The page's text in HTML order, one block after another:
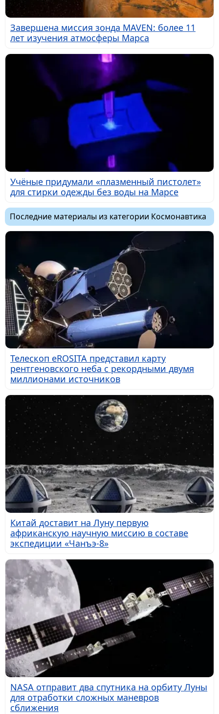
Завершена миссия зонда MAVEN: более 11
лет изучения атмосферы Марса
Учёные придумали «плазменный пистолет»
для стирки одежды без воды на Марсе
Последние материалы из категории Космонавтика
Телескоп eROSITA представил карту
рентгеновского неба с рекордными двумя
миллионами источников
Китай доставит на Луну первую
африканскую научную миссию в составе
экспедиции «Чанъэ-8»
NASA отправит два спутника на орбиту Луны
для отработки сложных маневров
сближения